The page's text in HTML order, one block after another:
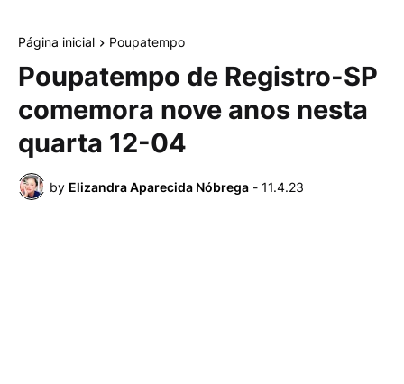
Página inicial Poupatempo
Poupatempo de Registro-SP
comemora nove anos nesta
quarta 12-04
by Elizandra Aparecida Nóbrega - 11.4.23